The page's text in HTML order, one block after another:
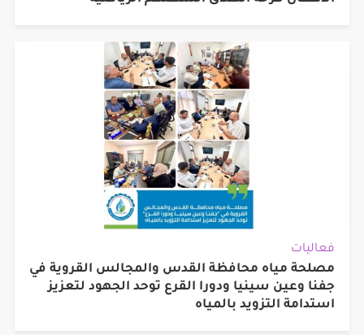
فعاليات
مصلحة مياه محافظة القدس والمجالس القروية في
جفنا وعين سينيا ودورا القرع توحد الجهود لتعزيز
استدامة التزويد بالمياه